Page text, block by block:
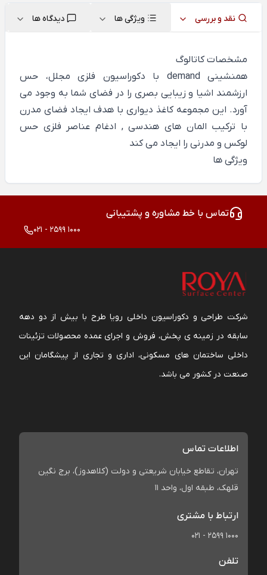
نقد و بررسی ویژگی ها دیدگاه ها
مشخصات کاتالوگ
همنشینی demand با دکوراسیون فلزی مجلل، حس
ارزشمند اشیا و زیبایی بصری را در فضای شما به وجود می
آورد. این مجموعه کاغذ دیواری با هدف ایجاد فضای مدرن
با ترکیب المان های هندسی , ادغام عناصر فلزی حس
لوکس و مدرنی را ایجاد می کند
ویژگی ها
تماس با خط مشاوره و پشتیبانی
021 - 2599 1000
شرکت طراحی و دکوراسیون داخلی رویا طرح با بیش از دو دهه
سابقه در زمینه ی پخش، فروش و اجرای عمده محصولات تزئینات
داخلی ساختمان های مسکونی، اداری و تجاری از پیشگامان این
صنعت در کشور می باشد.
اطلاعات تماس
تهران، تقاطع خیابان شریعتی و دولت (کلاهدوز)، برج نگین
قلهک، طبقه اول، واحد 11
ارتباط با مشتری
021 - 2599 1000
تلفن